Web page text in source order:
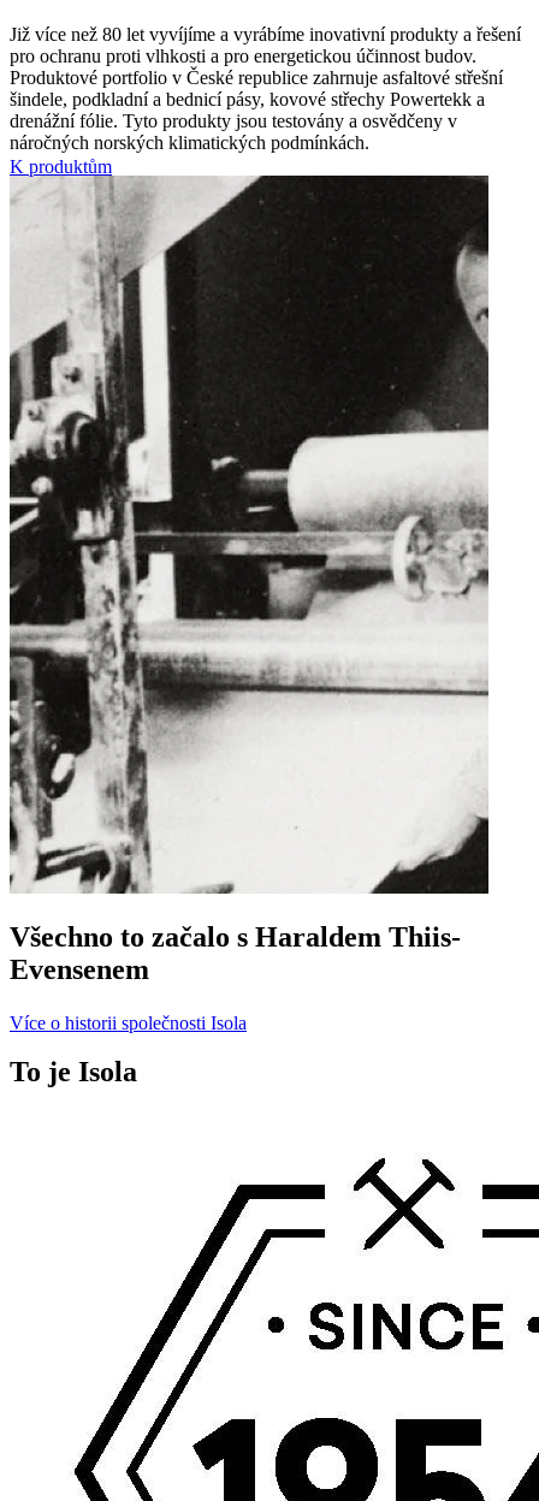
Již více než 80 let vyvíjíme a vyrábíme inovativní produkty a řešení
pro ochranu proti vlhkosti a pro energetickou účinnost budov.
Produktové portfolio v České republice zahrnuje asfaltové střešní
šindele, podkladní a bednicí pásy, kovové střechy Powertekk a
drenážní fólie. Tyto produkty jsou testovány a osvědčeny v
náročných norských klimatických podmínkách.
K produktům
Všechno to začalo s Haraldem Thiis-
Evensenem
Více o historii společnosti Isola
To je Isola